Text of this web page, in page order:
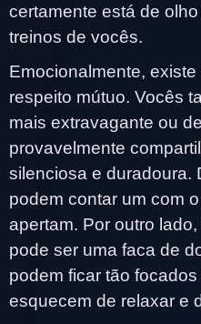
certamente está de
treinos de vocês.
Emocionalmente,
respeito mútuo. Vocês
mais extravagante ou
provavelmente
silenciosa e duradoura.
podem contar um com
apertam. Por outro
pode ser uma faca de
podem ficar tão
esquecem de relaxar e